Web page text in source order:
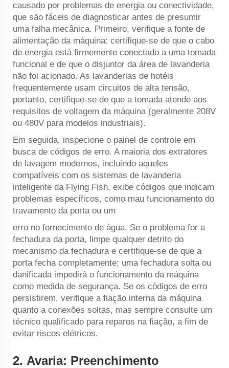
causado por problemas de energia ou conectividade,
que são fáceis de diagnosticar antes de presumir
uma falha mecânica. Primeiro, verifique a fonte de
alimentação da máquina: certifique-se de que o cabo
de energia está firmemente conectado a uma tomada
funcional e de que o disjuntor da área de lavanderia
não foi acionado. As lavanderias de hotéis
frequentemente usam circuitos de alta tensão,
portanto, certifique-se de que a tomada atende aos
requisitos de voltagem da máquina (geralmente 208V
ou 480V para modelos industriais).
Em seguida, inspecione o painel de controle em
busca de códigos de erro. A maioria dos extratores
de lavagem modernos, incluindo aqueles
compatíveis com os sistemas de lavanderia
inteligente da Flying Fish, exibe códigos que indicam
problemas específicos, como mau funcionamento do
travamento da porta ou um
erro no fornecimento de água. Se o problema for a
fechadura da porta, limpe qualquer detrito do
mecanismo da fechadura e certifique-se de que a
porta fecha completamente; uma fechadura solta ou
danificada impedirá o funcionamento da máquina
como medida de segurança. Se os códigos de erro
persistirem, verifique a fiação interna da máquina
quanto a conexões soltas, mas sempre consulte um
técnico qualificado para reparos na fiação, a fim de
evitar riscos elétricos.
2. Avaria: Preenchimento